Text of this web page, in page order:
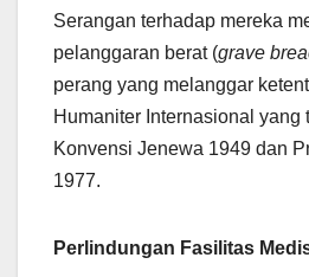
Serangan terhadap mereka
pelanggaran berat (grave
perang yang melanggar
Humaniter Internasional yang
Konvensi Jenewa 1949 dan
1977.
Perlindungan Fasilitas